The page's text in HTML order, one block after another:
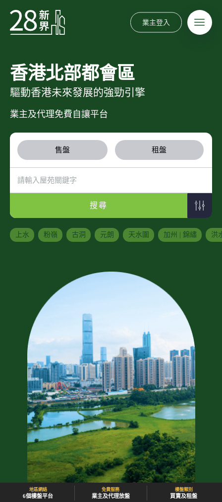
業主登入
香港北部都會區
驅動香港未來發展的強勁引擎
業主及代理免費自讓平台
售盤 租盤
搜尋
上水 粉嶺 古洞 元朗 天水圍 加州 | 錦繡 洪
地區網絡
6個樓盤平台
免費服務
業主及代理放盤
樓盤類別
買賣及租盤